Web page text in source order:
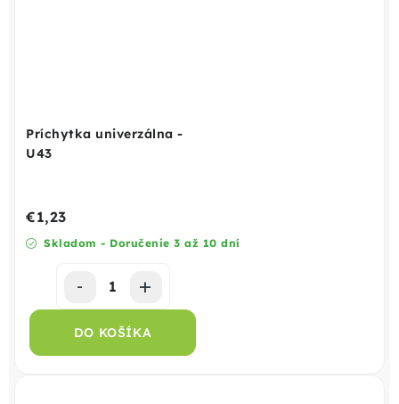
Príchytka univerzálna -
U43
Skladom - Doručenie 3 až 10 dní
€1,23
DO KOŠÍKA